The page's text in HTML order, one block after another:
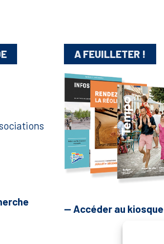
A FEUILLETER !
— Accéder au kiosque